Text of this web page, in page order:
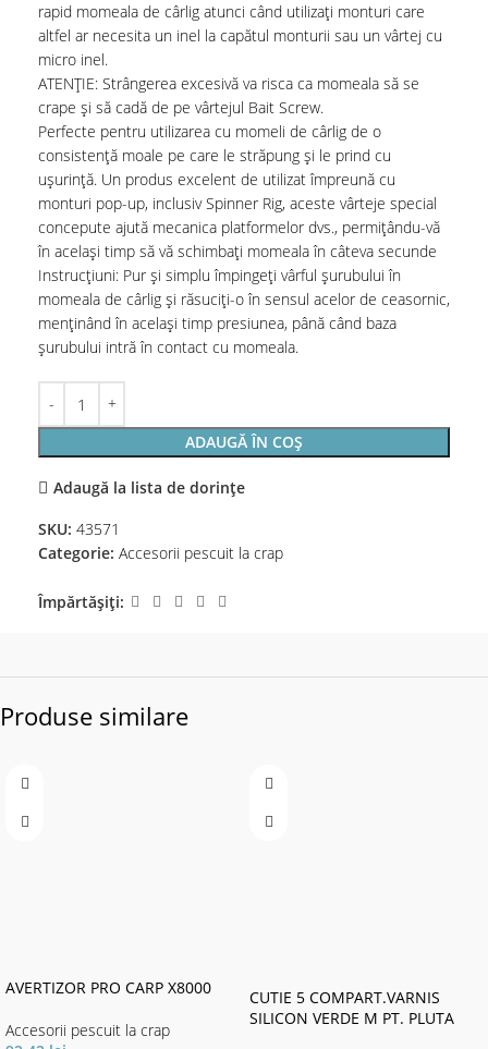
rapid momeala de cârlig atunci când utilizați monturi care
altfel ar necesita un inel la capătul monturii sau un vârtej cu
micro inel.
ATENȚIE: Strângerea excesivă va risca ca momeala să se
crape și să cadă de pe vârtejul Bait Screw.
Perfecte pentru utilizarea cu momeli de cârlig de o
consistență moale pe care le străpung și le prind cu
ușurință. Un produs excelent de utilizat împreună cu
monturi pop-up, inclusiv Spinner Rig, aceste vârteje special
concepute ajută mecanica platformelor dvs., permițându-vă
în același timp să vă schimbați momeala în câteva secunde
Instrucțiuni: Pur și simplu împingeți vârful șurubului în
momeala de cârlig și răsuciți-o în sensul acelor de ceasornic,
menținând în același timp presiunea, până când baza
șurubului intră în contact cu momeala.
ADAUGĂ ÎN COȘ
Adaugă la lista de dorințe
SKU: 43571
Categorie: Accesorii pescuit la crap
Împărtășiți:
Produse similare
AVERTIZOR PRO CARP X8000
Accesorii pescuit la crap
CUTIE 5 COMPART.VARNIS
SILICON VERDE M PT. PLUTA